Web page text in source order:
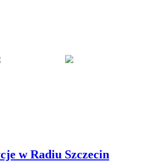
w Radiu Szczecin